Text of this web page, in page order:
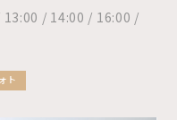
13:00 / 14:00 / 16:00 /
ト